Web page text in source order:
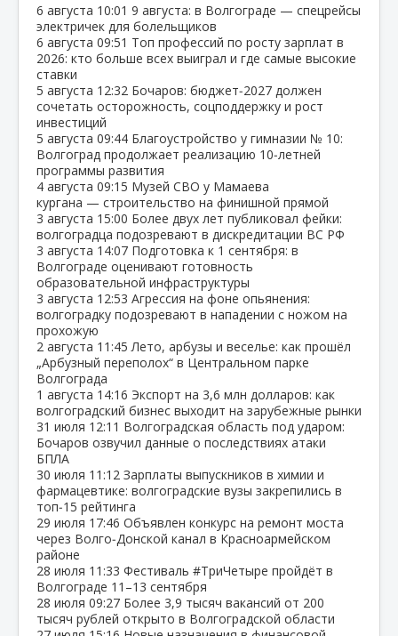
6 августа 10:01 9 августа: в Волгограде — спецрейсы
электричек для болельщиков
6 августа 09:51 Топ профессий по росту зарплат в
2026: кто больше всех выиграл и где самые высокие
ставки
5 августа 12:32 Бочаров: бюджет‑2027 должен
сочетать осторожность, соцподдержку и рост
инвестиций
5 августа 09:44 Благоустройство у гимназии № 10:
Волгоград продолжает реализацию 10‑летней
программы развития
4 августа 09:15 Музей СВО у Мамаева
кургана — строительство на финишной прямой
3 августа 15:00 Более двух лет публиковал фейки:
волгоградца подозревают в дискредитации ВС РФ
3 августа 14:07 Подготовка к 1 сентября: в
Волгограде оценивают готовность
образовательной инфраструктуры
3 августа 12:53 Агрессия на фоне опьянения:
волгоградку подозревают в нападении с ножом на
прохожую
2 августа 11:45 Лето, арбузы и веселье: как прошёл
„Арбузный переполох“ в Центральном парке
Волгограда
1 августа 14:16 Экспорт на 3,6 млн долларов: как
волгоградский бизнес выходит на зарубежные рынки
31 июля 12:11 Волгоградская область под ударом:
Бочаров озвучил данные о последствиях атаки
БПЛА
30 июля 11:12 Зарплаты выпускников в химии и
фармацевтике: волгоградские вузы закрепились в
топ‑15 рейтинга
29 июля 17:46 Объявлен конкурс на ремонт моста
через Волго‑Донской канал в Красноармейском
районе
28 июля 11:33 Фестиваль #ТриЧетыре пройдёт в
Волгограде 11–13 сентября
28 июля 09:27 Более 3,9 тысяч вакансий от 200
тысяч рублей открыто в Волгоградской области